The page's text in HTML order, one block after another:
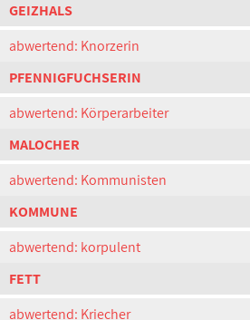
GEIZHALS
abwertend: Knorzerin
PFENNIGFUCHSERIN
abwertend: Körperarbeiter
MALOCHER
abwertend: Kommunisten
KOMMUNE
abwertend: korpulent
FETT
abwertend: Kriecher